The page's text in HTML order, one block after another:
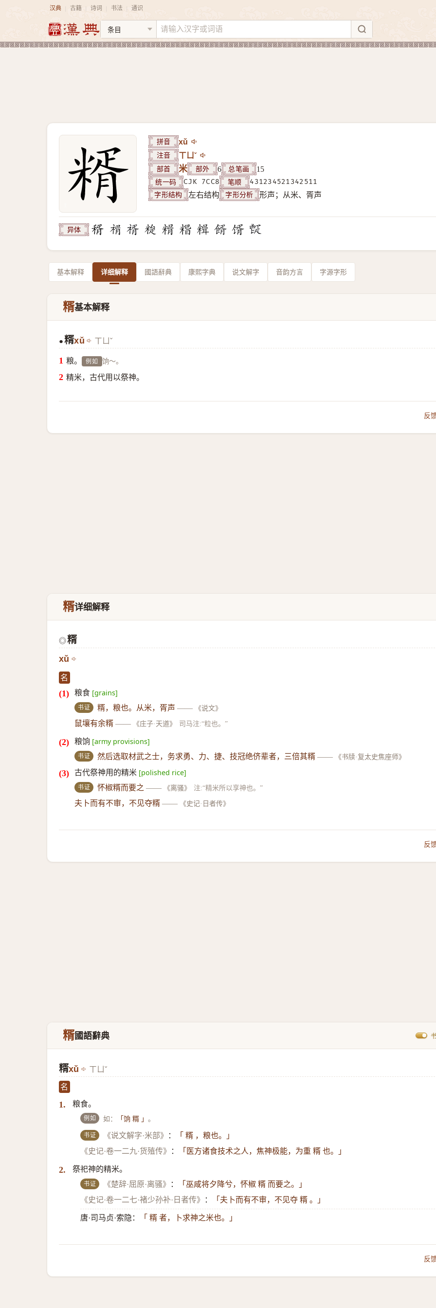
汉典 古籍 诗词 书法 通识
拼音 xǔ
注音 ㄒㄩˇ
部首 米 部外 6 总笔画 15
统一码 CJK 7CC8 笔顺 431234521342511
字形结构 左右结构 字形分析 形声；从米、胥声
异体
基本解释 详细解释 國語辭典 康熙字典 说文解字 音韵方言 字源字形
糈基本解释
● 糈xǔ ㄒㄩˇ
粮。 例如 饷～。
精米，古代用以祭神。
反
糈详细解释
◎糈
xǔ
名
粮食 [grains]
书证 糈，粮也。从米，胥声 —— 《说文》
鼠壤有余糈 —— 《庄子·天道》 司马注:“粒也。”
粮饷 [army provisions]
书证 然后选取材武之士，务求勇、力、捷、技冠绝侪辈者，三倍其糈 —— 《书牍·复太史焦座师》
古代祭神用的精米 [polished rice]
书证 怀椒糈而要之 —— 《离骚》 注:“精米所以享神也。”
夫卜而有不审，不见夺糈 —— 《史记·日者传》
反
糈國語辭典
糈xǔ ㄒㄩˇ
名
1. 粮食。
例如 如： 「饷 糈 」。
书证 《说文解字·米部》 ：
「 糈 ，粮也。」
《史记·卷一二九·货殖传》
： 「医方诸食技术之人，焦神极能，为重 糈 也。」
2. 祭祀神的精米。
书证 《楚辞·屈原·离骚》 ：
「巫咸将夕降兮，怀椒 糈 而要之。」
《史记·卷一二七·褚少孙补·日者传》
： 「夫卜而有不审，不见夺 糈 。」
唐·司马贞·索隐： 「 糈 者，卜求神之米也。」
反